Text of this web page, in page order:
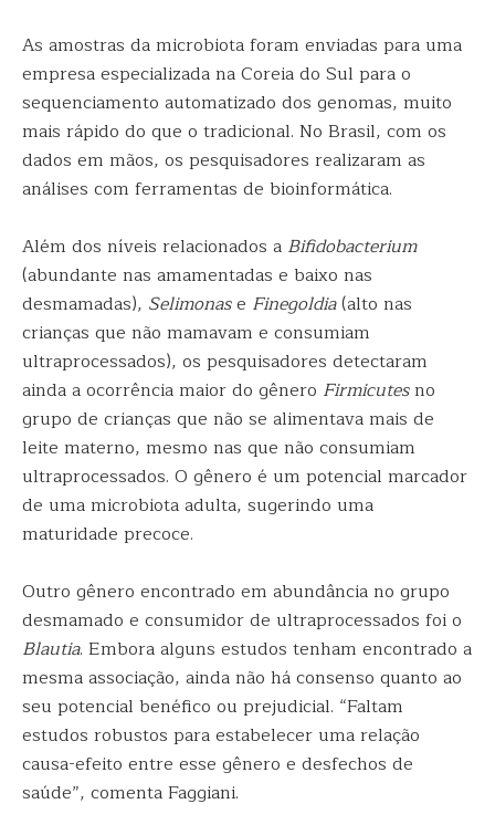
As amostras da microbiota foram enviadas para uma
empresa especializada na Coreia do Sul para o
sequenciamento automatizado dos genomas, muito
mais rápido do que o tradicional. No Brasil, com os
dados em mãos, os pesquisadores realizaram as
análises com ferramentas de bioinformática.
Além dos níveis relacionados a Bifidobacterium
(abundante nas amamentadas e baixo nas
desmamadas), Selimonase Finegoldia(alto nas
crianças que não mamavam e consumiam
ultraprocessados), os pesquisadores detectaram
ainda a ocorrência maior do gênero Firmicutesno
grupo de crianças que não se alimentava mais de
leite materno, mesmo nas que não consumiam
ultraprocessados. O gênero é um potencial marcador
de uma microbiota adulta, sugerindo uma
maturidade precoce.
Outro gênero encontrado em abundância no grupo
desmamado e consumidor de ultraprocessados foi o
Blautia. Embora alguns estudos tenham encontrado a
mesma associação, ainda não há consenso quanto ao
seu potencial benéfico ou prejudicial. “Faltam
estudos robustos para estabelecer uma relação
causa-efeito entre esse gênero e desfechos de
saúde”, comenta Faggiani.